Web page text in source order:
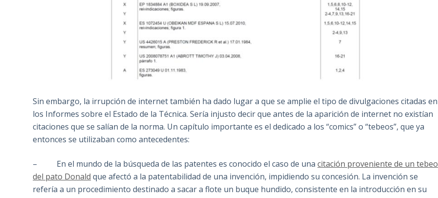
Sin embargo, la irrupción de internet también ha dado lugar a que se amplie el tipo de divulgaciones citadas en
los Informes sobre el Estado de la Técnica. Sería injusto decir que antes de la aparición de internet no existían
citaciones que se salían de la norma. Un capítulo importante es el dedicado a los “comics” o “tebeos”, que ya
entonces se utilizaban como antecedentes:
– En el mundo de la búsqueda de las patentes es conocido el caso de unacitación proveniente de un tebeo
del pato Donald que afectó a la patentabilidad de una invención, impidiendo su concesión. La invención se
refería a un procedimiento destinado a sacar a flote un buque hundido, consistente en la introducción en su